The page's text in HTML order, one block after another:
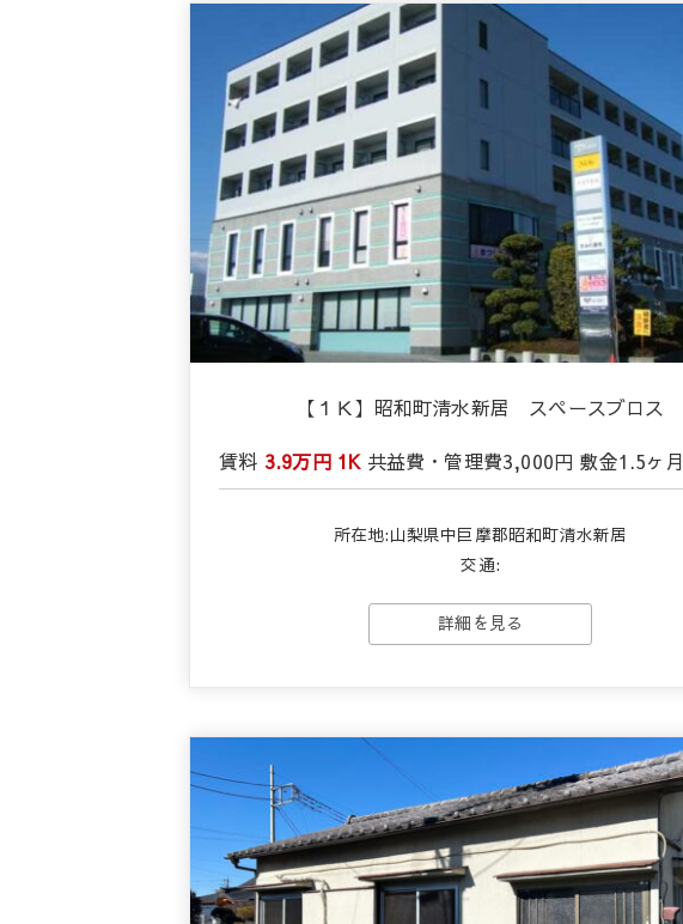
【１Ｋ】昭和町清水新居 スペースブロス
賃料 3.9万円 1K 共益費・管理費3,000円 敷金1.5ヶ月
所在地:山梨県中巨摩郡昭和町清水新居
交通:
詳細を見る